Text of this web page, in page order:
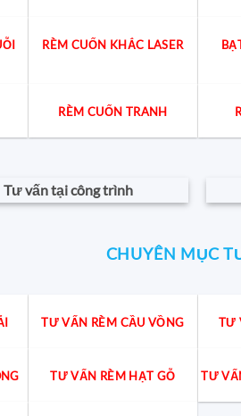
RÈM CUỐN KHẮC LASER
RÈM CUỐN TRANH
Tư vấn tại công trình
CHUYÊN MỤC
TƯ VẤN RÈM CẦU VỒNG TƯ
TƯ VẤN RÈM HẠT GỖ TƯ